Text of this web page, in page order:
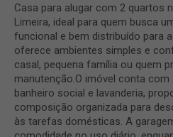
Casa para alugar com 2 quartos
Limeira, ideal para quem busca
funcional e bem distribuído para
oferece ambientes simples e
casal, pequena família ou quem
manutenção.O imóvel conta com
banheiro social e lavanderia,
composição organizada para
às tarefas domésticas. A